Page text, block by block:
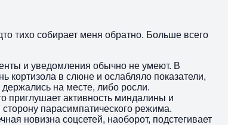
тихо собирает меня обратно. Больше всего
и уведомления обычно не умеют. В
в слюне и ослабляло показатели,
на месте, либо росли.
приглушает активность миндалины и
парасимпатического режима.
новизна соцсетей, наоборот, подстегивает